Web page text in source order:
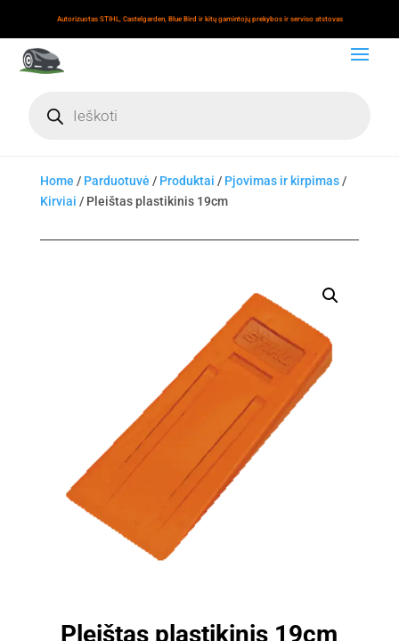
Autorizuotas STIHL, Castelgarden, Blue Bird ir kitų gamintojų prekybos ir serviso atstovas
search
Home / Parduotuvė / Produktai / Pjovimas ir kirpimas/
Kirviai / Pleištas plastikinis 19cm
Pleištas plastikinis 19cm